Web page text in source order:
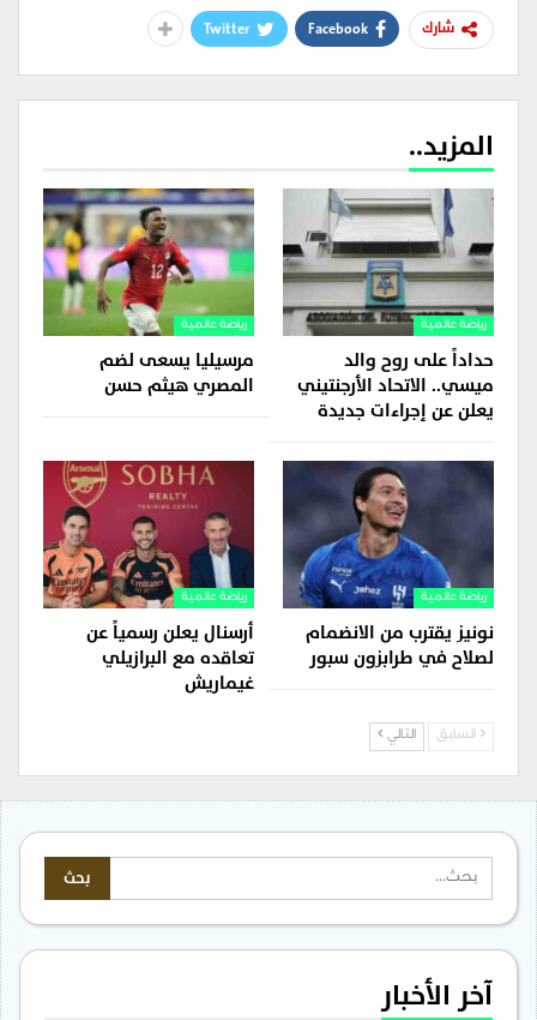
شارك Facebook
Twitter
المزيد..
رياضة عالمية
حداداً على روح والد
ميسي.. الاتحاد الأرجنتيني
يعلن عن إجراءات جديدة
رياضة عالمية
مرسيليا يسعى لضم
المصري هيثم حسن
رياضة عالمية
نونيز يقترب من الانضمام
لصلاح في طرابزون سبور
رياضة عالمية
أرسنال يعلن رسمياً عن
تعاقده مع البرازيلي
غيماريش
السابق التالي
آخر الأخبار